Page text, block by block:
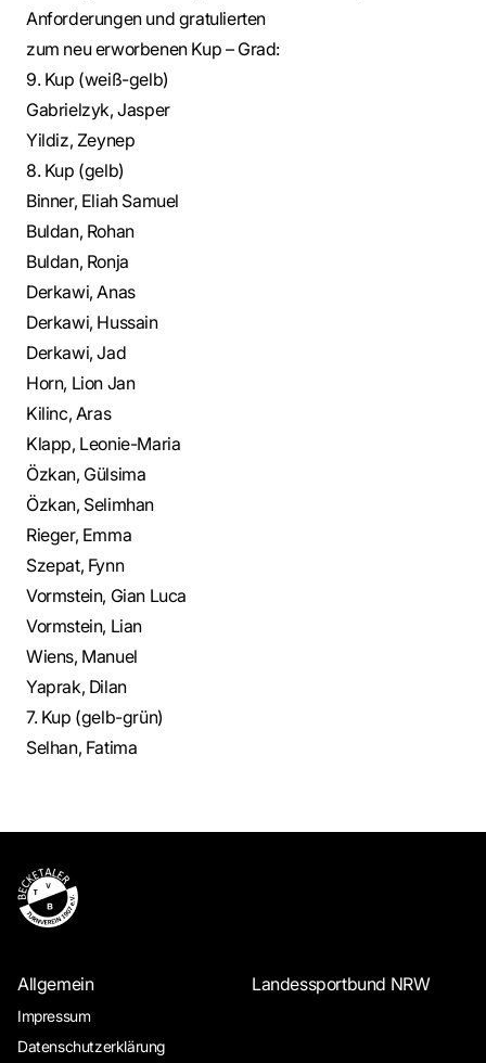
Anforderungen und gratulierten
zum neu erworbenen Kup – Grad:
9. Kup (weiß-gelb)
Gabrielzyk, Jasper
Yildiz, Zeynep
8. Kup (gelb)
Binner, Eliah Samuel
Buldan, Rohan
Buldan, Ronja
Derkawi, Anas
Derkawi, Hussain
Derkawi, Jad
Horn, Lion Jan
Kilinc, Aras
Klapp, Leonie-Maria
Özkan, Gülsima
Özkan, Selimhan
Rieger, Emma
Szepat, Fynn
Vormstein, Gian Luca
Vormstein, Lian
Wiens, Manuel
Yaprak, Dilan
7. Kup (gelb-grün)
Selhan, Fatima
Allgemein
Impressum
Datenschutzerklärung
Landessportbund NRW